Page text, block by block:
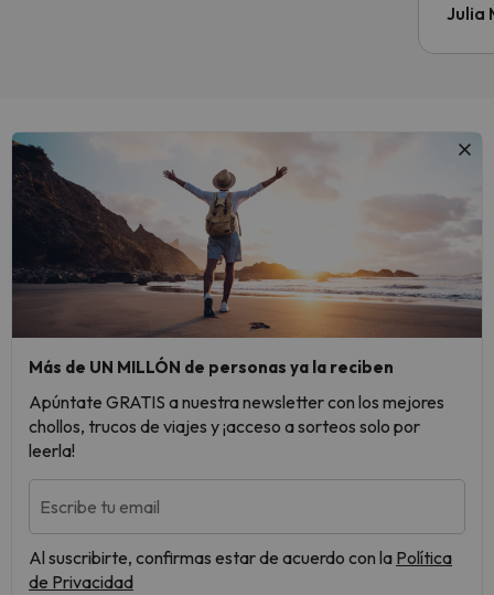
todo
Julia
Más de UN MILLÓN de personas ya la reciben
Apúntate GRATIS a nuestra newsletter con los mejores
chollos, trucos de viajes y ¡acceso a sorteos solo por
leerla!
Escribe tu email
Al suscribirte, confirmas estar de acuerdo con la Política
de Privacidad